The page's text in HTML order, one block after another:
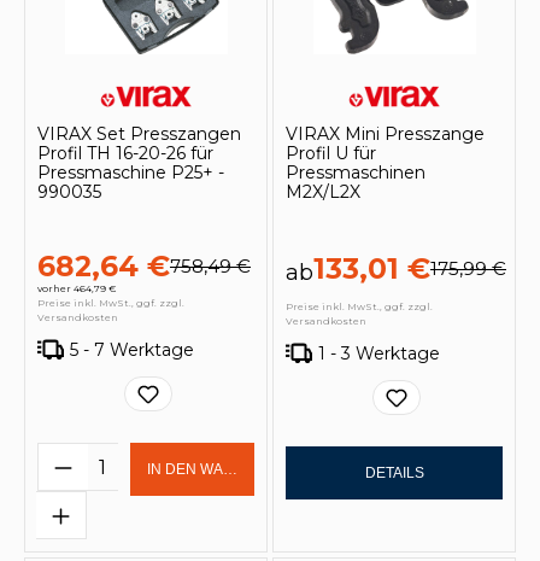
VIRAX Set Presszangen
Profil TH 16-20-26 für
Pressmaschine P25+ -
990035
682,64 €758,49 €
vorher 464,79 €
Preise inkl. MwSt., ggf. zzgl.
Versandkosten
5 - 7 Werktage
Produkt Anzahl: Gib den
IN DEN WARENKORB
VIRAX Mini Presszange
Profil U für
Pressmaschinen
M2X/L2X
ab133,01 €175,99 €
Preise inkl. MwSt., ggf. zzgl.
Versandkosten
1 - 3 Werktage
DETAILS